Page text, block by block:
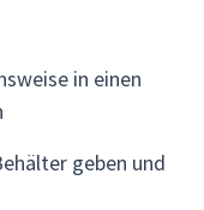
in einen
geben und